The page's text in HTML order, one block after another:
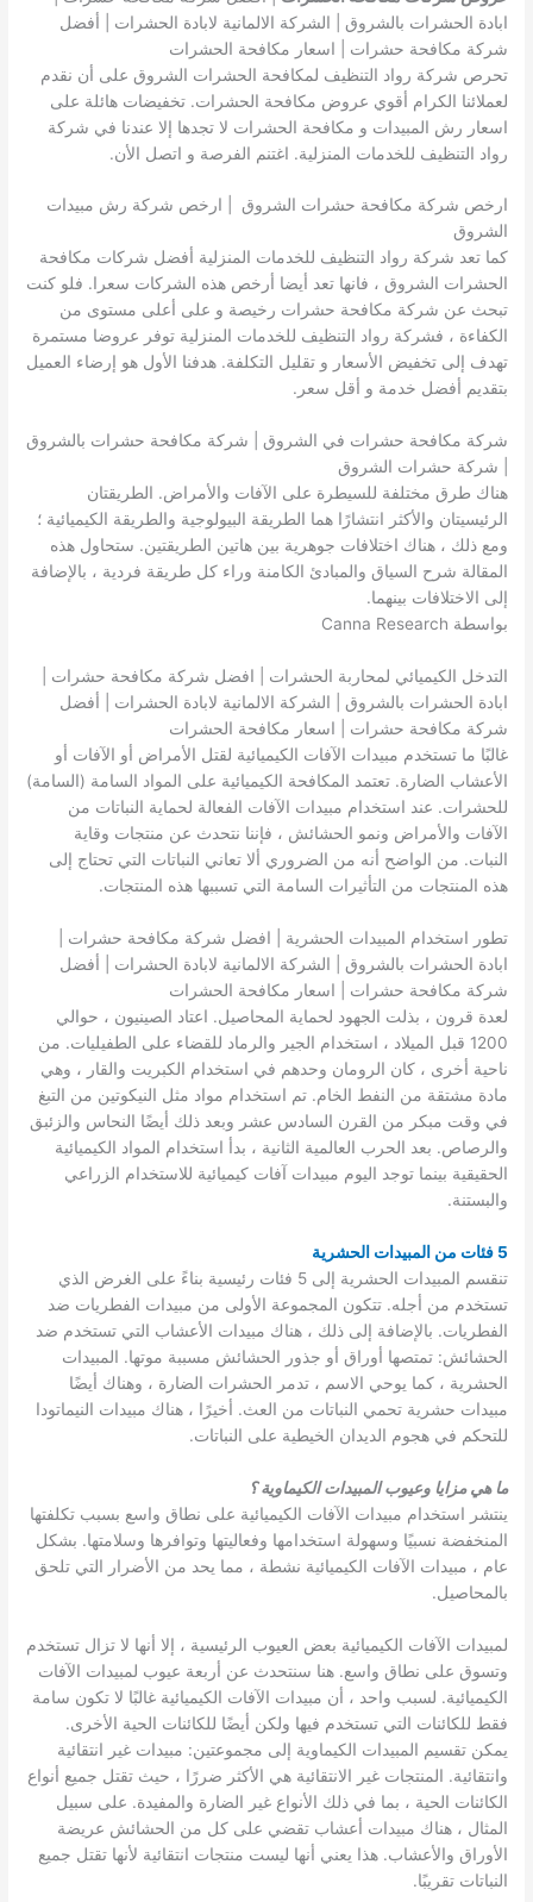
ابادة الحشرات بالشروق | الشركة الالمانية لابادة الحشرات | أفضل
شركة مكافحة حشرات | اسعار مكافحة الحشرات
تحرص شركة رواد التنظيف لمكافحة الحشرات الشروق على أن نقدم
لعملائنا الكرام أقوي عروض مكافحة الحشرات. تخفيضات هائلة على
اسعار رش المبيدات و مكافحة الحشرات لا تجدها إلا عندنا في شركة
رواد التنظيف للخدمات المنزلية. اغتنم الفرصة و اتصل الأن.
ارخص شركة مكافحة حشرات الشروق | ارخص شركة رش مبيدات
الشروق
كما تعد شركة رواد التنظيف للخدمات المنزلية أفضل شركات مكافحة
الحشرات الشروق ، فانها تعد أيضا أرخص هذه الشركات سعرا. فلو كنت
تبحث عن شركة مكافحة حشرات رخيصة و على أعلى مستوى من
الكفاءة ، فشركة رواد التنظيف للخدمات المنزلية توفر عروضا مستمرة
تهدف إلى تخفيض الأسعار و تقليل التكلفة. هدفنا الأول هو إرضاء العميل
بتقديم أفضل خدمة و أقل سعر.
شركة مكافحة حشرات في الشروق | شركة مكافحة حشرات بالشروق
| شركة حشرات الشروق
هناك طرق مختلفة للسيطرة على الآفات والأمراض. الطريقتان
الرئيسيتان والأكثر انتشارًا هما الطريقة البيولوجية والطريقة الكيميائية ؛
ومع ذلك ، هناك اختلافات جوهرية بين هاتين الطريقتين. ستحاول هذه
المقالة شرح السياق والمبادئ الكامنة وراء كل طريقة فردية ، بالإضافة
إلى الاختلافات بينهما.
بواسطة Canna Research
التدخل الكيميائي لمحاربة الحشرات | افضل شركة مكافحة حشرات |
ابادة الحشرات بالشروق | الشركة الالمانية لابادة الحشرات | أفضل
شركة مكافحة حشرات | اسعار مكافحة الحشرات
غالبًا ما تستخدم مبيدات الآفات الكيميائية لقتل الأمراض أو الآفات أو
الأعشاب الضارة. تعتمد المكافحة الكيميائية على المواد السامة (السامة)
للحشرات. عند استخدام مبيدات الآفات الفعالة لحماية النباتات من
الآفات والأمراض ونمو الحشائش ، فإننا نتحدث عن منتجات وقاية
النبات. من الواضح أنه من الضروري ألا تعاني النباتات التي تحتاج إلى
هذه المنتجات من التأثيرات السامة التي تسببها هذه المنتجات.
تطور استخدام المبيدات الحشرية | افضل شركة مكافحة حشرات |
ابادة الحشرات بالشروق | الشركة الالمانية لابادة الحشرات | أفضل
شركة مكافحة حشرات | اسعار مكافحة الحشرات
لعدة قرون ، بذلت الجهود لحماية المحاصيل. اعتاد الصينيون ، حوالي
1200 قبل الميلاد ، استخدام الجير والرماد للقضاء على الطفيليات. من
ناحية أخرى ، كان الرومان وحدهم في استخدام الكبريت والقار ، وهي
مادة مشتقة من النفط الخام. تم استخدام مواد مثل النيكوتين من التبغ
في وقت مبكر من القرن السادس عشر وبعد ذلك أيضًا النحاس والزئبق
والرصاص. بعد الحرب العالمية الثانية ، بدأ استخدام المواد الكيميائية
الحقيقية بينما توجد اليوم مبيدات آفات كيميائية للاستخدام الزراعي
والبستنة.
5 فئات من المبيدات الحشرية
تنقسم المبيدات الحشرية إلى 5 فئات رئيسية بناءً على الغرض الذي
تستخدم من أجله. تتكون المجموعة الأولى من مبيدات الفطريات ضد
الفطريات. بالإضافة إلى ذلك ، هناك مبيدات الأعشاب التي تستخدم ضد
الحشائش: تمتصها أوراق أو جذور الحشائش مسببة موتها. المبيدات
الحشرية ، كما يوحي الاسم ، تدمر الحشرات الضارة ، وهناك أيضًا
مبيدات حشرية تحمي النباتات من العث. أخيرًا ، هناك مبيدات النيماتودا
للتحكم في هجوم الديدان الخيطية على النباتات.
ما هي مزايا وعيوب المبيدات الكيماوية ؟
ينتشر استخدام مبيدات الآفات الكيميائية على نطاق واسع بسبب تكلفتها
المنخفضة نسبيًا وسهولة استخدامها وفعاليتها وتوافرها وسلامتها. بشكل
عام ، مبيدات الآفات الكيميائية نشطة ، مما يحد من الأضرار التي تلحق
بالمحاصيل.
لمبيدات الآفات الكيميائية بعض العيوب الرئيسية ، إلا أنها لا تزال تستخدم
وتسوق على نطاق واسع. هنا سنتحدث عن أربعة عيوب لمبيدات الآفات
الكيميائية. لسبب واحد ، أن مبيدات الآفات الكيميائية غالبًا لا تكون سامة
فقط للكائنات التي تستخدم فيها ولكن أيضًا للكائنات الحية الأخرى.
يمكن تقسيم المبيدات الكيماوية إلى مجموعتين: مبيدات غير انتقائية
وانتقائية. المنتجات غير الانتقائية هي الأكثر ضررًا ، حيث تقتل جميع أنواع
الكائنات الحية ، بما في ذلك الأنواع غير الضارة والمفيدة. على سبيل
المثال ، هناك مبيدات أعشاب تقضي على كل من الحشائش عريضة
الأوراق والأعشاب. هذا يعني أنها ليست منتجات انتقائية لأنها تقتل جميع
النباتات تقريبًا.